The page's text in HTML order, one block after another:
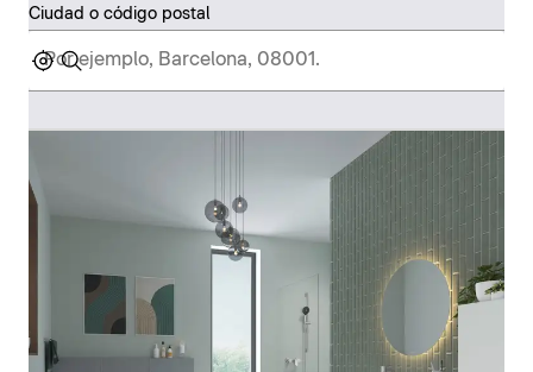
Ciudad o código postal